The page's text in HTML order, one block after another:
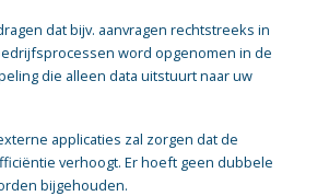
dat bijv. aanvragen rechtstreeks in
word opgenomen in de
die alleen data uitstuurt naar uw
applicaties zal zorgen dat de
verhoogt. Er hoeft geen dubbele
bijgehouden.